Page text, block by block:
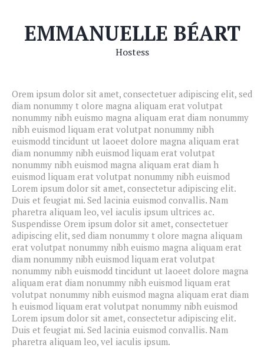
EMMANUELLE BÉART
Hostess
Orem ipsum dolor sit amet, consectetuer adipiscing elit, sed
diam nonummy t olore magna aliquam erat volutpat
nonummy nibh euismo magna aliquam erat diam nonummy
nibh euismod liquam erat volutpat nonummy nibh
euismodd tincidunt ut laoeet dolore magna aliquam erat
diam nonummy nibh euismod liquam erat volutpat
nonummy nibh euismod magna aliquam erat diam h
euismod liquam erat volutpat nonummy nibh euismod
Lorem ipsum dolor sit amet, consectetur adipiscing elit.
Duis et feugiat mi. Sed lacinia euismod convallis. Nam
pharetra aliquam leo, vel iaculis ipsum ultrices ac.
Suspendisse Orem ipsum dolor sit amet, consectetuer
adipiscing elit, sed diam nonummy t olore magna aliquam
erat volutpat nonummy nibh euismo magna aliquam erat
diam nonummy nibh euismod liquam erat volutpat
nonummy nibh euismodd tincidunt ut laoeet dolore magna
aliquam erat diam nonummy nibh euismod liquam erat
volutpat nonummy nibh euismod magna aliquam erat diam
h euismod liquam erat volutpat nonummy nibh euismod
Lorem ipsum dolor sit amet, consectetur adipiscing elit.
Duis et feugiat mi. Sed lacinia euismod convallis. Nam
pharetra aliquam leo, vel iaculis ipsum.